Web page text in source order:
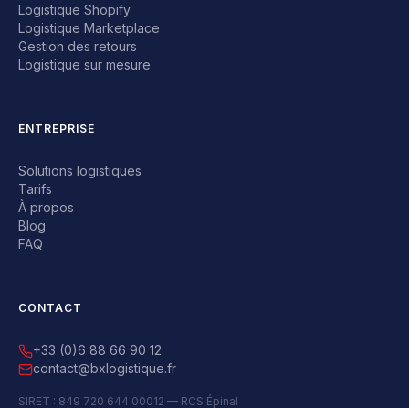
Logistique Shopify
Logistique Marketplace
Gestion des retours
Logistique sur mesure
ENTREPRISE
Solutions logistiques
Tarifs
À propos
Blog
FAQ
CONTACT
+33 (0)6 88 66 90 12
contact@bxlogistique.fr
SIRET : 849 720 644 00012 — RCS Épinal